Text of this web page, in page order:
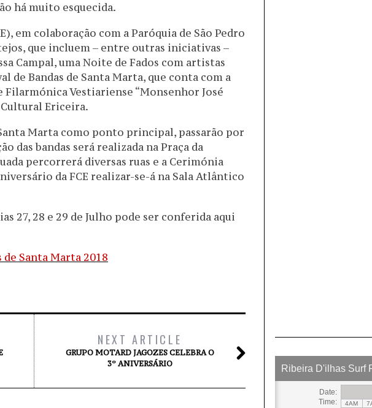
há muito esquecida.
em colaboração com a Paróquia de São Pedro
que incluem – entre outras iniciativas –
Campal, uma Noite de Fados com artistas
de Bandas de Santa Marta, que conta com a
Filarmónica Vestiariense “Monsenhor José
Cultural Ericeira.
Marta como ponto principal, passarão por
das bandas será realizada na Praça da
percorrerá diversas ruas e a Cerimónia
da FCE realizar-se-á na Sala Atlântico
27, 28 e 29 de Julho pode ser conferida aqui
NEXT ARTICLE
GRUPO MOTARD JAGOZES CELEBRA O
3º ANIVERSÁRIO